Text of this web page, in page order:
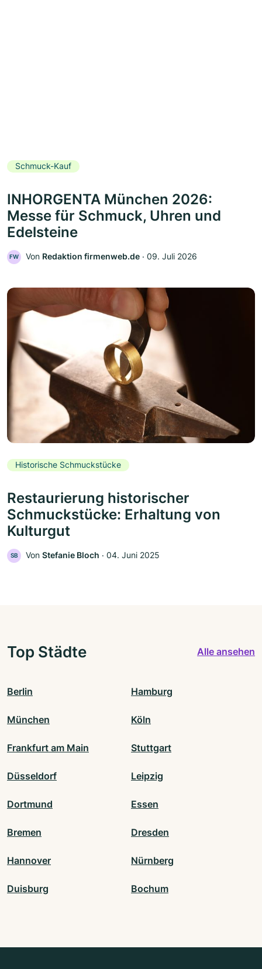
Schmuck-Kauf
INHORGENTA München 2026:
Messe für Schmuck, Uhren und
Edelsteine
FW Von Redaktion firmenweb.de ‧ 09. Juli 2026
Historische Schmuckstücke
Restaurierung historischer
Schmuckstücke: Erhaltung von
Kulturgut
SB Von Stefanie Bloch ‧ 04. Juni 2025
Top Städte Alle ansehen
Berlin Hamburg
München Köln
Frankfurt am Main Stuttgart
Düsseldorf Leipzig
Dortmund Essen
Bremen Dresden
Hannover Nürnberg
Duisburg Bochum